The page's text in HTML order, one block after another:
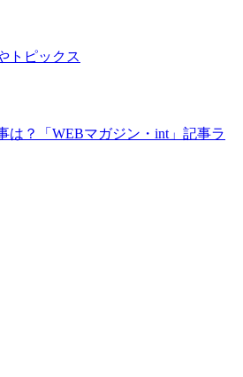
トピックス
は？「WEBマガジン・int」記事ラ